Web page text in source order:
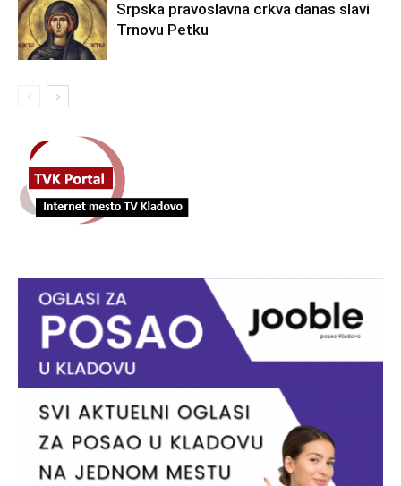
Srpska pravoslavna crkva danas slavi
Trnovu Petku